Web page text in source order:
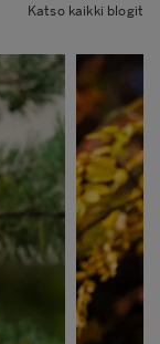
Katso kaikki blogit